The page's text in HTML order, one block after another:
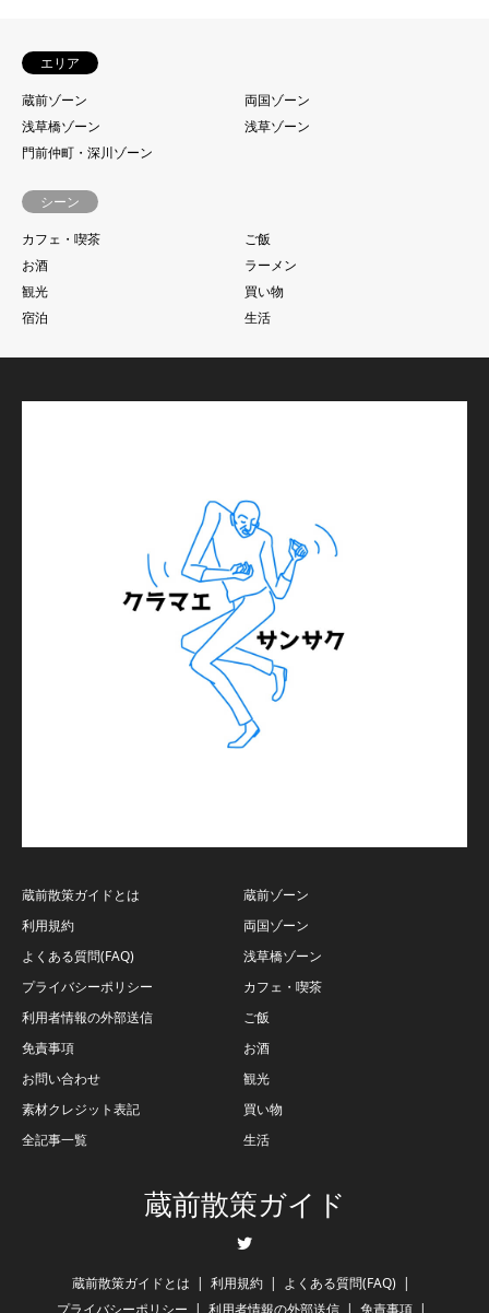
エリア
蔵前ゾーン
両国ゾーン
浅草橋ゾーン
浅草ゾーン
門前仲町・深川ゾーン
シーン
カフェ・喫茶
ご飯
お酒
ラーメン
観光
買い物
宿泊
生活
蔵前散策ガイドとは
利用規約
よくある質問(FAQ)
プライバシーポリシー
利用者情報の外部送信
免責事項
お問い合わせ
素材クレジット表記
全記事一覧
蔵前ゾーン
両国ゾーン
浅草橋ゾーン
カフェ・喫茶
ご飯
お酒
観光
買い物
生活
蔵前散策ガイド
蔵前散策ガイドとは 利用規約
よくある質問(FAQ)
プライバシーポリシー
利用者情報の外部送信 免責事項